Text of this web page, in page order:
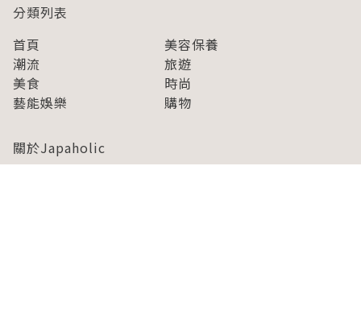
分類列表
首頁
美容保養
潮流
旅遊
美食
時尚
藝能娛樂
購物
關於Japaholic